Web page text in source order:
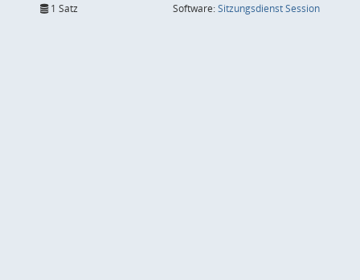
1 Satz Software:SitzungsdienstSession(Wird in